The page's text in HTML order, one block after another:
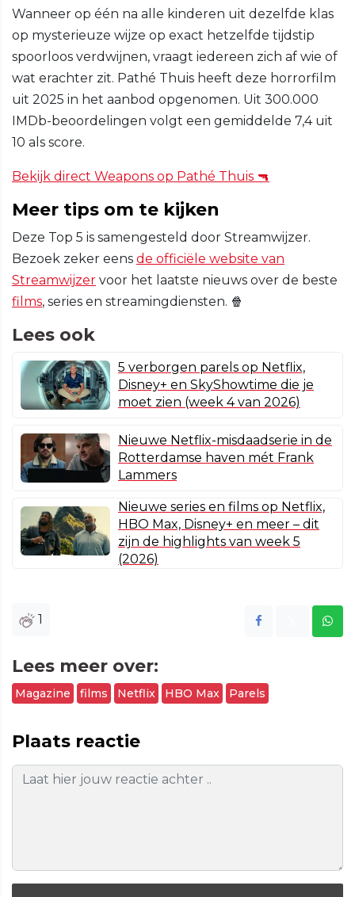
Wanneer op één na alle kinderen uit dezelfde klas
op mysterieuze wijze op exact hetzelfde tijdstip
spoorloos verdwijnen, vraagt iedereen zich af wie of
wat erachter zit. Pathé Thuis heeft deze horrorfilm
uit 2025 in het aanbod opgenomen. Uit 300.000
IMDb-beoordelingen volgt een gemiddelde 7,4 uit
10 als score.
Bekijk direct Weapons op Pathé Thuis 🔫
Meer tips om te kijken
Deze Top 5 is samengesteld door Streamwijzer.
Bezoek zeker eens de officiële website van
Streamwijzer voor het laatste nieuws over de beste
films, series en streamingdiensten. 🍿
Lees ook
5 verborgen parels op Netflix,
Disney+ en SkyShowtime die je
moet zien (week 4 van 2026)
Nieuwe Netflix-misdaadserie in de
Rotterdamse haven mét Frank
Lammers
Nieuwe series en films op Netflix,
HBO Max, Disney+ en meer – dit
zijn de highlights van week 5
(2026)
1
Lees meer over:
Magazine films Netflix HBO Max Parels
Plaats reactie